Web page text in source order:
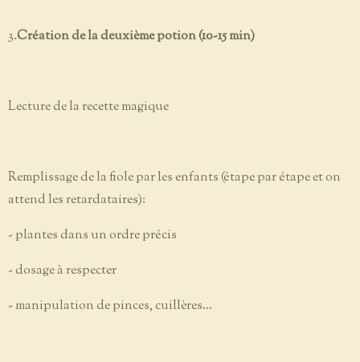
3.Création de la deuxième potion (10-15 min)
Lecture de la recette magique
Remplissage de la fiole par les enfants (étape par étape et on
attend les retardataires):
- plantes dans un ordre précis
- dosage à respecter
- manipulation de pinces, cuillères...